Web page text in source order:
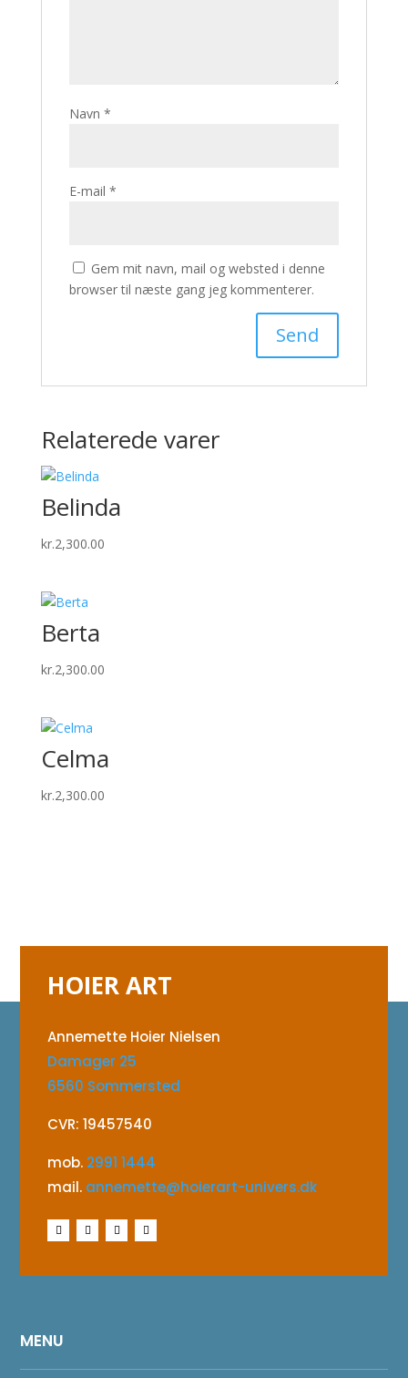
Navn *
E-mail *
Gem mit navn, mail og websted i denne
browser til næste gang jeg kommenterer.
Relaterede varer
Belinda
kr.2,300.00
Berta
kr.2,300.00
Celma
kr.2,300.00
HOIER ART
Annemette Hoier Nielsen
Damager 25
6560 Sommersted
CVR: 19457540
mob. 2991 1444
mail. annemette@hoierart-univers.dk
MENU